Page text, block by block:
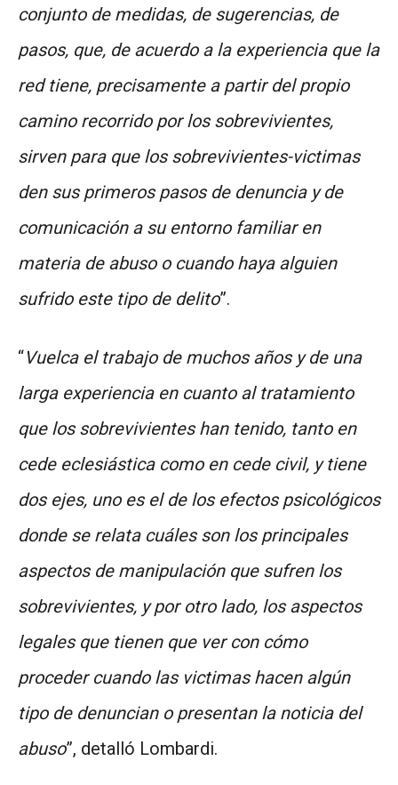
conjunto de medidas, de sugerencias, de
pasos, que, de acuerdo a la experiencia que la
red tiene, precisamente a partir del propio
camino recorrido por los sobrevivientes,
sirven para que los sobrevivientes-victimas
den sus primeros pasos de denuncia y de
comunicación a su entorno familiar en
materia de abuso o cuando haya alguien
sufrido este tipo de delito”.
“Vuelca el trabajo de muchos años y de una
larga experiencia en cuanto al tratamiento
que los sobrevivientes han tenido, tanto en
cede eclesiástica como en cede civil, y tiene
dos ejes, uno es el de los efectos psicológicos
donde se relata cuáles son los principales
aspectos de manipulación que sufren los
sobrevivientes, y por otro lado, los aspectos
legales que tienen que ver con cómo
proceder cuando las victimas hacen algún
tipo de denuncian o presentan la noticia del
abuso”, detalló Lombardi.